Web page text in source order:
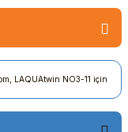
LAQUAtwin NO3-11 için